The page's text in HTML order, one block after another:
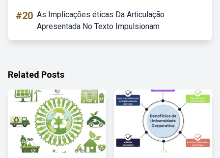
#20 As Implicações éticas Da Articulação
Apresentada No Texto Impulsionam
Related Posts